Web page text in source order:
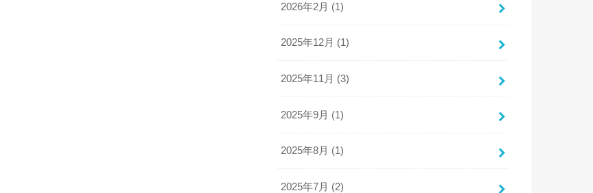
2026年2月 (1)
2025年12月 (1)
2025年11月 (3)
2025年9月 (1)
2025年8月 (1)
2025年7月 (2)